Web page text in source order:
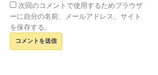
次回のコメントで使用するためブラウザ
ーに自分の名前、メールアドレス、サイト
を保存する。